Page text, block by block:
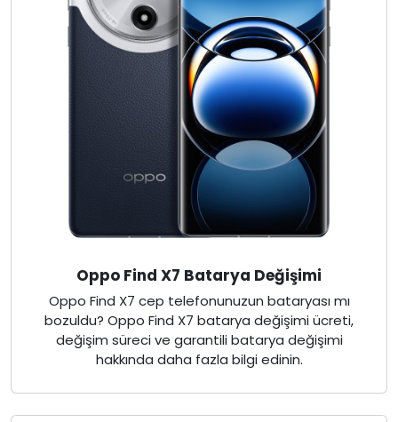
Oppo Find X7 Batarya Değişimi
Oppo Find X7 cep telefonunuzun bataryası mı
bozuldu? Oppo Find X7 batarya değişimi ücreti,
değişim süreci ve garantili batarya değişimi
hakkında daha fazla bilgi edinin.